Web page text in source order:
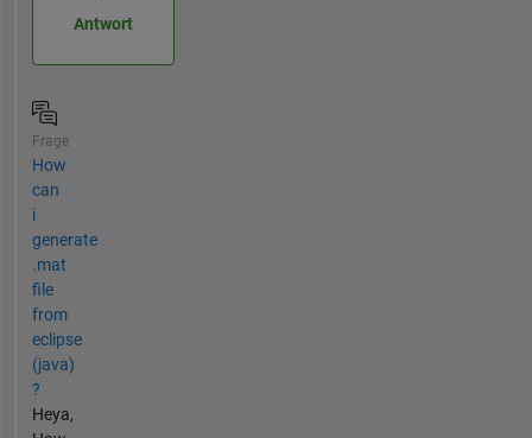
Antwort
Frage
How
can
i
generate
.mat
file
from
eclipse
(java)
?
Heya,